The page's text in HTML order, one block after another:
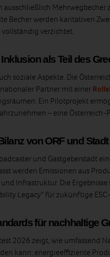
Mehrwegbecher
Becher werden karitativen
verzichtet.
als Teil des
soziale Aspekte. Die
Partner mit einer
Ein Pilotprojekt
– eine
von ORF und
und Gastgeberstadt
werden Emissionen aus
Infrastruktur. Die
Legacy“ für zukünftige
für nachhaltige
2026 zeigt, wie umfassend
kann: energieeffiziente